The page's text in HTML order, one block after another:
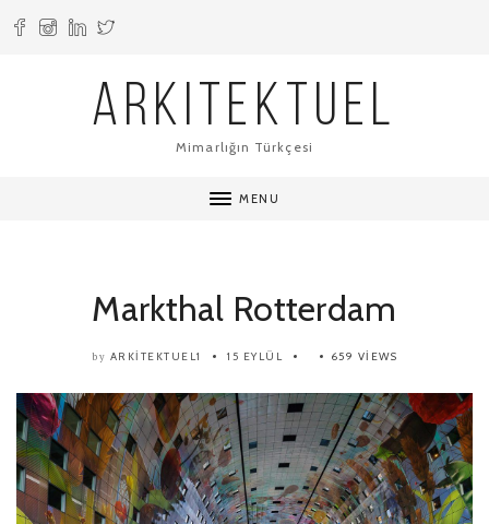
ARKITEKTUEL
Mimarlığın Türkçesi
MENU
Markthal Rotterdam
by ARKITEKTUEL1 15 EYLÜL 659 VIEWS